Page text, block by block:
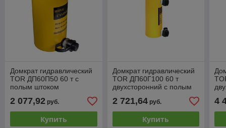
Домкрат гидравлический
TOR ДП60П50 60 т с
полым штоком
2 077,92 руб.
Купить
Домкрат гидравлический
TOR ДП60Г100 60 т
двухсторонний с полым
2 721,64руб.
Купить
4